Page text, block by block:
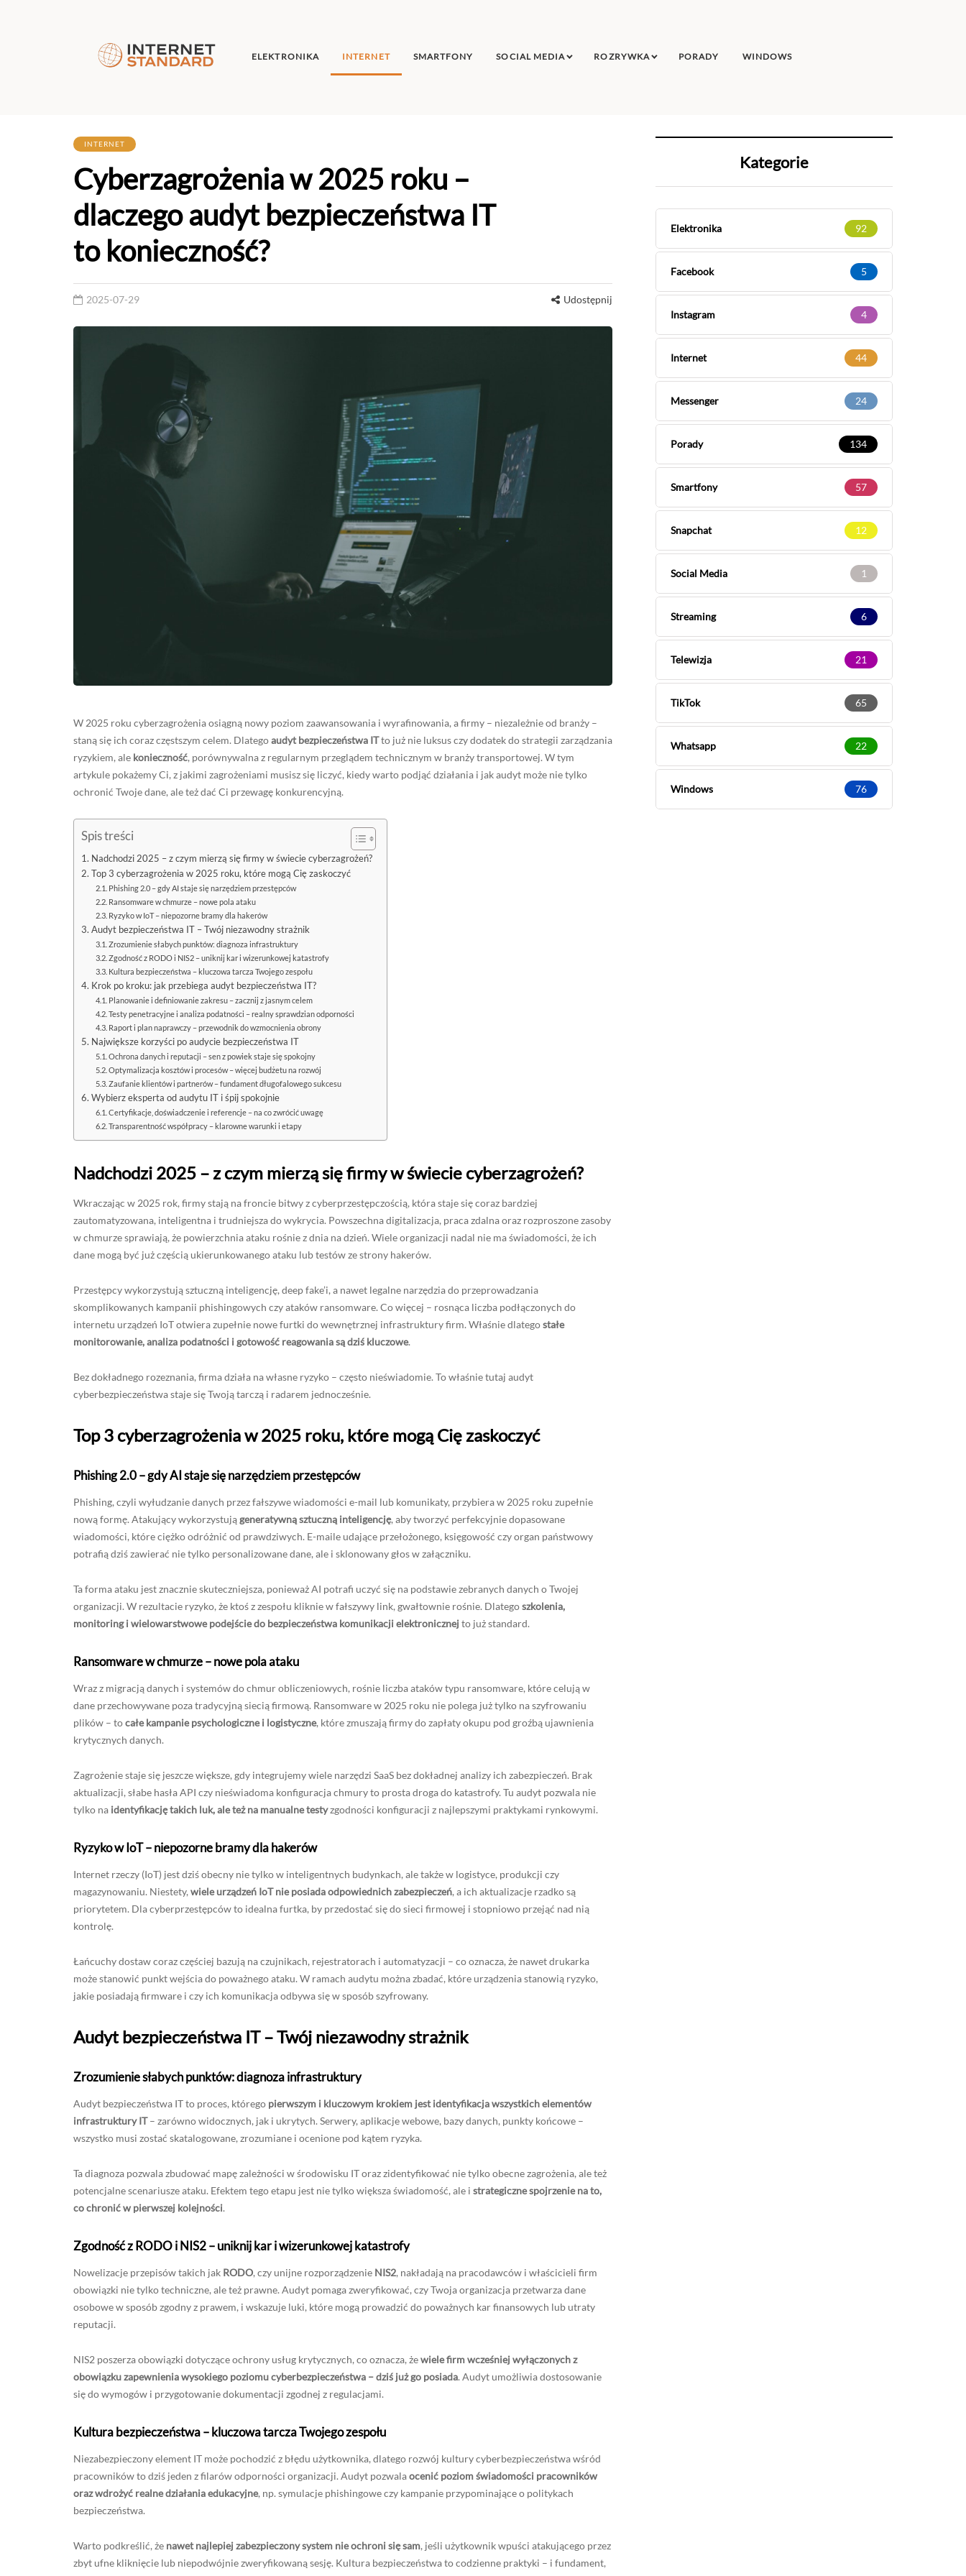
ELEKTRONIKA INTERNET SMARTFONY SOCIAL MEDIA ROZRYWKA PORADY WINDOWS
INTERNET
Cyberzagrożenia w 2025 roku –
dlaczego audyt bezpieczeństwa IT
to konieczność?
2025-07-29 Udostępnij
W 2025 roku cyberzagrożenia osiągną nowy poziom zaawansowania i wyrafinowania, a firmy – niezależnie od branży –
staną się ich coraz częstszym celem. Dlategoaudyt bezpieczeństwa ITto już nie luksus czy dodatek do strategii zarządzania
ryzykiem, ale konieczność, porównywalna z regularnym przeglądem technicznym w branży transportowej. W tym
artykule pokażemy Ci, z jakimi zagrożeniami musisz się liczyć, kiedy warto podjąć działania i jak audyt może nie tylko
ochronić Twoje dane, ale też dać Ci przewagę konkurencyjną.
Spis treści
Nadchodzi 2025 – z czym mierzą się firmy w świecie cyberzagrożeń?
Top 3 cyberzagrożenia w 2025 roku, które mogą Cię zaskoczyć
Phishing 2.0 – gdy AI staje się narzędziem przestępców
Ransomware w chmurze – nowe pola ataku
Ryzyko w IoT – niepozorne bramy dla hakerów
Audyt bezpieczeństwa IT – Twój niezawodny strażnik
Zrozumienie słabych punktów: diagnoza infrastruktury
Zgodność z RODO i NIS2 – uniknij kar i wizerunkowej katastrofy
Kultura bezpieczeństwa – kluczowa tarcza Twojego zespołu
Krok po kroku: jak przebiega audyt bezpieczeństwa IT?
Planowanie i definiowanie zakresu – zacznij z jasnym celem
Testy penetracyjne i analiza podatności – realny sprawdzian odporności
Raport i plan naprawczy – przewodnik do wzmocnienia obrony
Największe korzyści po audycie bezpieczeństwa IT
Ochrona danych i reputacji – sen z powiek staje się spokojny
Optymalizacja kosztów i procesów – więcej budżetu na rozwój
Zaufanie klientów i partnerów – fundament długofalowego sukcesu
Wybierz eksperta od audytu IT i śpij spokojnie
Certyfikacje, doświadczenie i referencje – na co zwrócić uwagę
Transparentność współpracy – klarowne warunki i etapy
Nadchodzi 2025 – z czym mierzą się firmy w świecie cyberzagrożeń?
Wkraczając w 2025 rok, firmy stają na froncie bitwy z cyberprzestępczością, która staje się coraz bardziej
zautomatyzowana, inteligentna i trudniejsza do wykrycia. Powszechna digitalizacja, praca zdalna oraz rozproszone zasoby
w chmurze sprawiają, że powierzchnia ataku rośnie z dnia na dzień. Wiele organizacji nadal nie ma świadomości, że ich
dane mogą być już częścią ukierunkowanego ataku lub testów ze strony hakerów.
Przestępcy wykorzystują sztuczną inteligencję, deep fake’i, a nawet legalne narzędzia do przeprowadzania
skomplikowanych kampanii phishingowych czy ataków ransomware. Co więcej – rosnąca liczba podłączonych do
internetu urządzeń IoT otwiera zupełnie nowe furtki do wewnętrznej infrastruktury firm. Właśnie dlategostałe
monitorowanie, analiza podatności i gotowość reagowania są dziś kluczowe.
Bez dokładnego rozeznania, firma działa na własne ryzyko – często nieświadomie. To właśnie tutaj audyt
cyberbezpieczeństwa staje się Twoją tarczą i radarem jednocześnie.
Top 3 cyberzagrożenia w 2025 roku, które mogą Cię zaskoczyć
Phishing 2.0 – gdy AI staje się narzędziem przestępców
Phishing, czyli wyłudzanie danych przez fałszywe wiadomości e-mail lub komunikaty, przybiera w 2025 roku zupełnie
nową formę. Atakujący wykorzystujągeneratywną sztuczną inteligencję, aby tworzyć perfekcyjnie dopasowane
wiadomości, które ciężko odróżnić od prawdziwych. E-maile udające przełożonego, księgowość czy organ państwowy
potrafią dziś zawierać nie tylko personalizowane dane, ale i sklonowany głos w załączniku.
Ta forma ataku jest znacznie skuteczniejsza, ponieważ AI potrafi uczyć się na podstawie zebranych danych o Twojej
organizacji. W rezultacie ryzyko, że ktoś z zespołu kliknie w fałszywy link, gwałtownie rośnie. Dlategoszkolenia,
monitoring i wielowarstwowe podejście do bezpieczeństwa komunikacji elektronicznejto już standard.
Ransomware w chmurze – nowe pola ataku
Wraz z migracją danych i systemów do chmur obliczeniowych, rośnie liczba ataków typu ransomware, które celują w
dane przechowywane poza tradycyjną siecią firmową. Ransomware w 2025 roku nie polega już tylko na szyfrowaniu
plików – tocałe kampanie psychologiczne i logistyczne, które zmuszają firmy do zapłaty okupu pod groźbą ujawnienia
krytycznych danych.
Zagrożenie staje się jeszcze większe, gdy integrujemy wiele narzędzi SaaS bez dokładnej analizy ich zabezpieczeń. Brak
aktualizacji, słabe hasła API czy nieświadoma konfiguracja chmury to prosta droga do katastrofy. Tu audyt pozwala nie
tylko na identyfikację takich luk, ale też na manualne testyzgodności konfiguracji z najlepszymi praktykami rynkowymi.
Ryzyko w IoT – niepozorne bramy dla hakerów
Internet rzeczy (IoT) jest dziś obecny nie tylko w inteligentnych budynkach, ale także w logistyce, produkcji czy
magazynowaniu. Niestety, wiele urządzeń IoT nie posiada odpowiednich zabezpieczeń, a ich aktualizacje rzadko są
priorytetem. Dla cyberprzestępców to idealna furtka, by przedostać się do sieci firmowej i stopniowo przejąć nad nią
kontrolę.
Łańcuchy dostaw coraz częściej bazują na czujnikach, rejestratorach i automatyzacji – co oznacza, że nawet drukarka
może stanowić punkt wejścia do poważnego ataku. W ramach audytu można zbadać, które urządzenia stanowią ryzyko,
jakie posiadają firmware i czy ich komunikacja odbywa się w sposób szyfrowany.
Audyt bezpieczeństwa IT – Twój niezawodny strażnik
Zrozumienie słabych punktów: diagnoza infrastruktury
Audyt bezpieczeństwa IT to proces, którego pierwszym i kluczowym krokiem jest identyfikacja wszystkich elementów
infrastruktury IT– zarówno widocznych, jak i ukrytych. Serwery, aplikacje webowe, bazy danych, punkty końcowe –
wszystko musi zostać skatalogowane, zrozumiane i ocenione pod kątem ryzyka.
Ta diagnoza pozwala zbudować mapę zależności w środowisku IT oraz zidentyfikować nie tylko obecne zagrożenia, ale też
potencjalne scenariusze ataku. Efektem tego etapu jest nie tylko większa świadomość, ale i strategiczne spojrzenie na to,
co chronić w pierwszej kolejności.
Zgodność z RODO i NIS2 – uniknij kar i wizerunkowej katastrofy
Nowelizacje przepisów takich jak RODO, czy unijne rozporządzenie NIS2, nakładają na pracodawców i właścicieli firm
obowiązki nie tylko techniczne, ale też prawne. Audyt pomaga zweryfikować, czy Twoja organizacja przetwarza dane
osobowe w sposób zgodny z prawem, i wskazuje luki, które mogą prowadzić do poważnych kar finansowych lub utraty
reputacji.
NIS2 poszerza obowiązki dotyczące ochrony usług krytycznych, co oznacza, żewiele firm wcześniej wyłączonych z
obowiązku zapewnienia wysokiego poziomu cyberbezpieczeństwa – dziś już go posiada. Audyt umożliwia dostosowanie
się do wymogów i przygotowanie dokumentacji zgodnej z regulacjami.
Kultura bezpieczeństwa – kluczowa tarcza Twojego zespołu
Niezabezpieczony element IT może pochodzić z błędu użytkownika, dlatego rozwój kultury cyberbezpieczeństwa wśród
pracowników to dziś jeden z filarów odporności organizacji. Audyt pozwalaocenić poziom świadomości pracowników
oraz wdrożyć realne działania edukacyjne, np. symulacje phishingowe czy kampanie przypominające o politykach
bezpieczeństwa.
Warto podkreślić, że nawet najlepiej zabezpieczony system nie ochroni się sam, jeśli użytkownik wpuści atakującego przez
zbyt ufne kliknięcie lub niepodwójnie zweryfikowaną sesję. Kultura bezpieczeństwa to codzienne praktyki – i fundament,
Kategorie
Elektronika 92
Facebook 5
Instagram 4
Internet 44
Messenger 24
Porady 134
Smartfony 57
Snapchat 12
Social Media 1
Streaming 6
Telewizja 21
TikTok 65
Whatsapp 22
Windows 76